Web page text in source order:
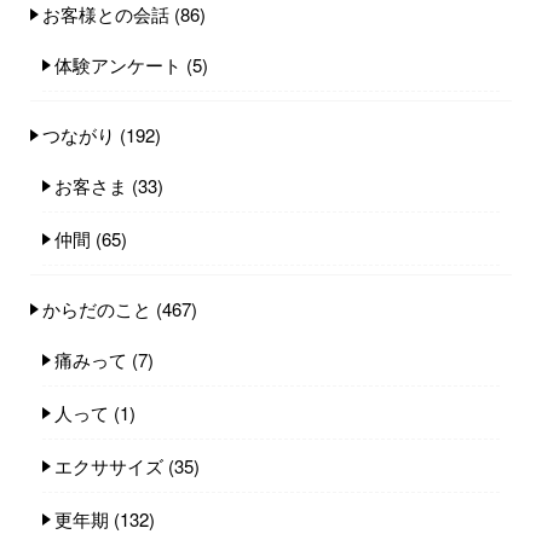
お客様との会話 (86)
体験アンケート (5)
つながり (192)
お客さま (33)
仲間 (65)
からだのこと (467)
痛みって (7)
人って (1)
エクササイズ (35)
更年期 (132)